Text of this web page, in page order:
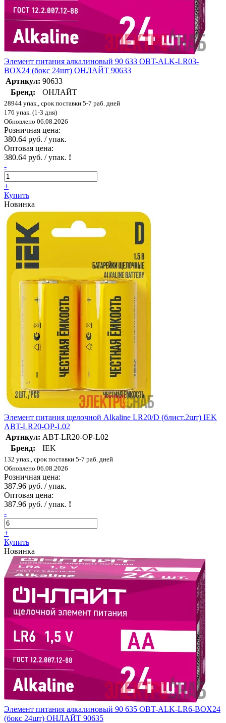
Элемент питания алкалиновый 90 633 OBT-ALK-LR03-
BOX24 (бокс 24шт) ОНЛАЙТ 90633
Артикул: 90633
Бренд:
ОНЛАЙТ
28944 упак., срок поставки 5-7 раб. дней
176 упак. (1-3 дня)
Обновлено 06.08.2026
Розничная цена:
380.64 руб. / упак.
Оптовая цена:
380.64 руб. / упак. !
-
+
Купить
Новинка
Элемент питания щелочной Alkaline LR20/D (блист.2шт) IEK
ABT-LR20-OP-L02
Артикул: ABT-LR20-OP-L02
Бренд:
IEK
132 упак., срок поставки 5-7 раб. дней
Обновлено 06.08.2026
Розничная цена:
387.96 руб. / упак.
Оптовая цена:
387.96 руб. / упак. !
-
+
Купить
Новинка
Элемент питания алкалиновый 90 635 OBT-ALK-LR6-BOX24
(бокс 24шт) ОНЛАЙТ 90635